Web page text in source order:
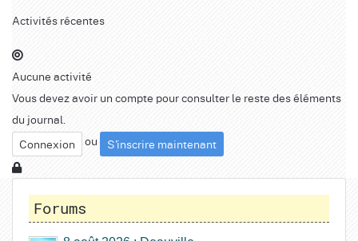
Activités récentes
Aucune activité
Vous devez avoir un compte pour consulter le reste des éléments
du journal.
Connexion
ou S'inscrire maintenant
Forums